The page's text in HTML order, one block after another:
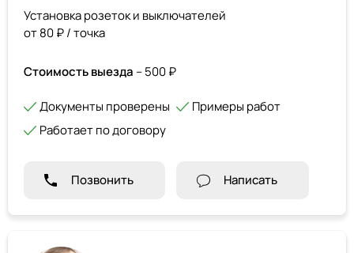
Установка розеток и выключателей
от 80 ₽ / точка
Стоимость выезда – 500 ₽
Документы проверены
Примеры работ
Работает по договору
Позвонить Написать